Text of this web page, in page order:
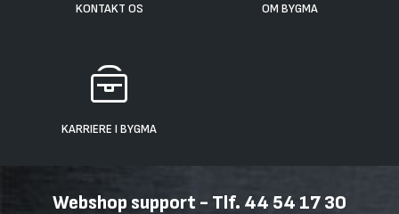
KONTAKT OS OM BYGMA
KARRIERE I BYGMA
Webshop support - Tlf. 44 54 17 30